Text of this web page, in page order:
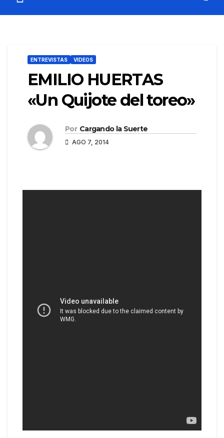
ENTREVISTAS VIDEOS
EMILIO HUERTAS
«Un Quijote del toreo»
Por Cargando la Suerte
AGO 7, 2014